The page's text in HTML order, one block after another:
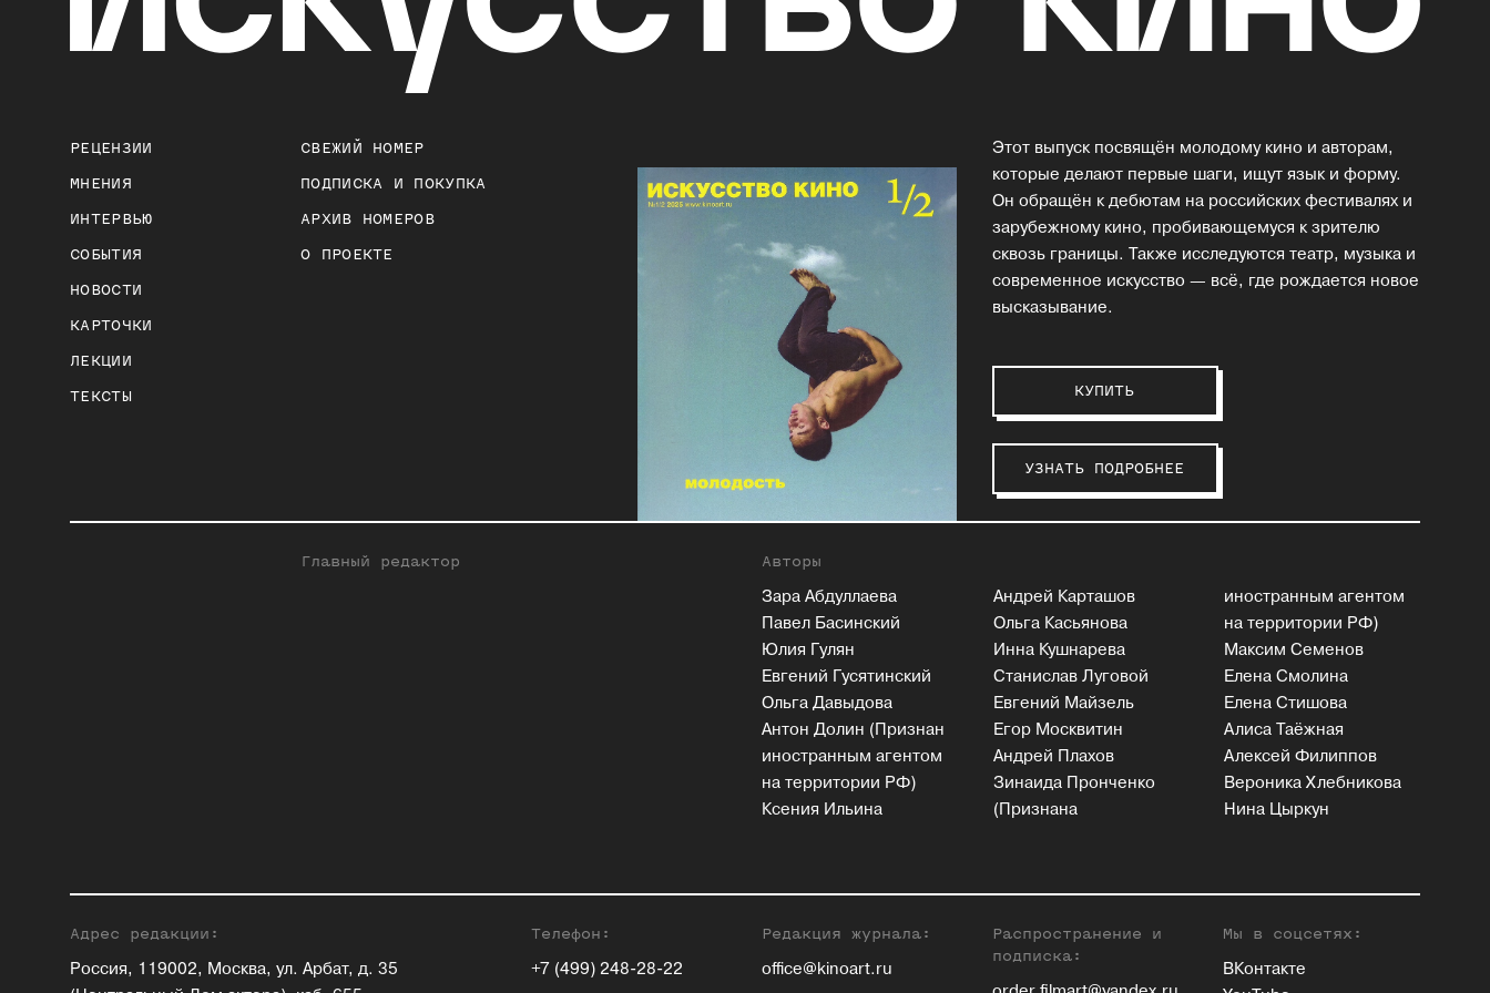
РЕЦЕНЗИИ
МНЕНИЯ
ИНТЕРВЬЮ
СОБЫТИЯ
НОВОСТИ
КАРТОЧКИ
ЛЕКЦИИ
ТЕКСТЫ
СВЕЖИЙ НОМЕР
ПОДПИСКА И ПОКУПКА
АРХИВ НОМЕРОВ
О ПРОЕКТЕ
Этот выпуск посвящён молодому кино и авторам,
которые делают первые шаги, ищут язык и форму.
Он обращён к дебютам на российских фестивалях и
зарубежному кино, пробивающемуся к зрителю
сквозь границы. Также исследуются театр, музыка и
современное искусство — всё, где рождается новое
высказывание.
КУПИТЬ
УЗНАТЬ ПОДРОБНЕЕ
Главный редактор Авторы
Зара Абдуллаева
Павел Басинский
Юлия Гулян
Евгений Гусятинский
Ольга Давыдова
Антон Долин (Признан
иностранным агентом
на территории РФ)
Ксения Ильина
Андрей Карташов
Ольга Касьянова
Инна Кушнарева
Станислав Луговой
Евгений Майзель
Егор Москвитин
Андрей Плахов
Зинаида Пронченко
(Признана
иностранным агентом
на территории РФ)
Максим Семенов
Елена Смолина
Елена Стишова
Алиса Таёжная
Алексей Филиппов
Вероника Хлебникова
Нина Цыркун
Адрес редакции:
Россия, 119002, Москва, ул. Арбат, д. 35
Телефон:
+7 (499) 248-28-22
Редакция журнала:
office@kinoart.ru
Распространение и
подписка:
Мы в соцсетях:
ВКонтакте